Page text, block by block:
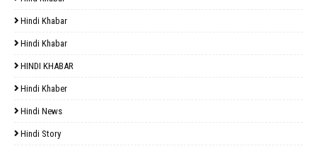
Hindi Khabar
Hindi Khabar
HINDI KHABAR
Hindi Khaber
Hindi News
Hindi Story